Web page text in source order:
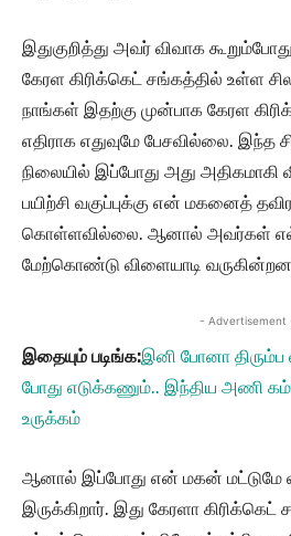
இதுகுறித்து அவர் விவாக
கேரள கிரிக்கெட் சங்கத்தில் உள்ள
நாங்கள் இதற்கு முன்பாக கேரள
எதிராக எதுவுமே பேசவில்லை. இந்த
நிலையில் இப்போது அது அதிகமாகி
பயிற்சி வகுப்புக்கு என் மகனைத்
கொள்ளவில்லை. ஆனால் அவர்கள்
மேற்கொண்டு விளையாடி
- Advertisement
இதையும் படிங்க:இனி போனா திரும்ப
போது எடுக்கணும்.. இந்திய அணி
உருக்கம்
ஆனால் இப்போது என் மகன் மட்டுமே
இருக்கிறார். இது கேரளா